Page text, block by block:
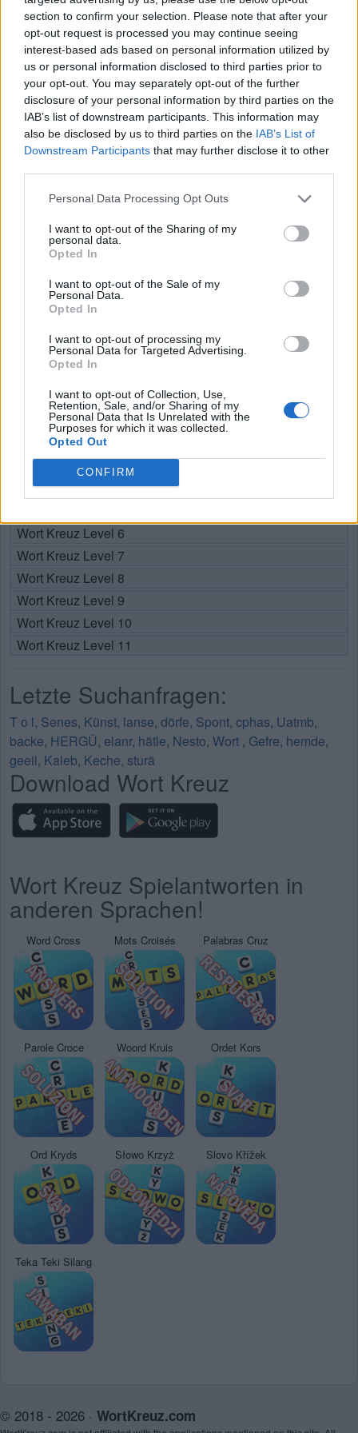
section to confirm your selection. Please note that after your
opt-out request is processed you may continue seeing
interest-based ads based on personal information utilized by
us or personal information disclosed to third parties prior to
your opt-out. You may separately opt-out of the further
disclosure of your personal information by third parties on the
IAB’s list of downstream participants. This information may
also be disclosed by us to third parties on the IAB’s List of
Downstream Participants that may further disclose it to other
Personal Data Processing Opt Outs
I want to opt-out of the Sharing of my
personal data.
Opted In
I want to opt-out of the Sale of my
Personal Data.
Opted In
I want to opt-out of processing my
Personal Data for Targeted Advertising.
Opted In
I want to opt-out of Collection, Use,
Retention, Sale, and/or Sharing of my
Personal Data that Is Unrelated with the
Purposes for which it was collected.
Opted Out
CONFIRM
mit Ihrer Freundesliste, mehr Spieler bedeutet mehr Umsatz
für den Entwickler, also helfen Sie ihm zu wachsen.
Suche nach Buchstaben.
Geben Sie alle Buchstaben
des Puzzles ein:
Suche
nach
Buchstaben.
Puzzles
Wählen Sie Ihr Puzzle aus:
Puzzle nicht gefunden.
Hier können Sie nach Ihrer Antwort anhand der
Levelnummer suchen, aber wir empfehlen Ihnen, die Suche
nach Buchstaben zu verwenden.
Wählen Sie Ihr Level:
Wort Kreuz Level 1
Wort Kreuz Level 2
Wort Kreuz Level 3
Wort Kreuz Level 4
Wort Kreuz Level 6
Wort Kreuz Level 7
Wort Kreuz Level 8
Wort Kreuz Level 9
Wort Kreuz Level 10
Wort Kreuz Level 11
Letzte Suchanfragen:
T o l, Senes, Künst, lanse, dörfe, Spont, cphas, Uatmb,
backe, HERGÜ, elanr, hätle, Nesto, Wort , Gefre, hemde,
geeil, Kaleb, Keche, sturä
Download Wort Kreuz
Wort Kreuz Spielantworten in
anderen Sprachen!
Word Cross Mots Croisés Palabras Cruz
Parole Croce Woord Kruis Ordet Kors
Ord Kryds Słowo Krzyż Slovo Křížek
Teka Teki Silang
© 2018 - 2026 · WortKreuz.com